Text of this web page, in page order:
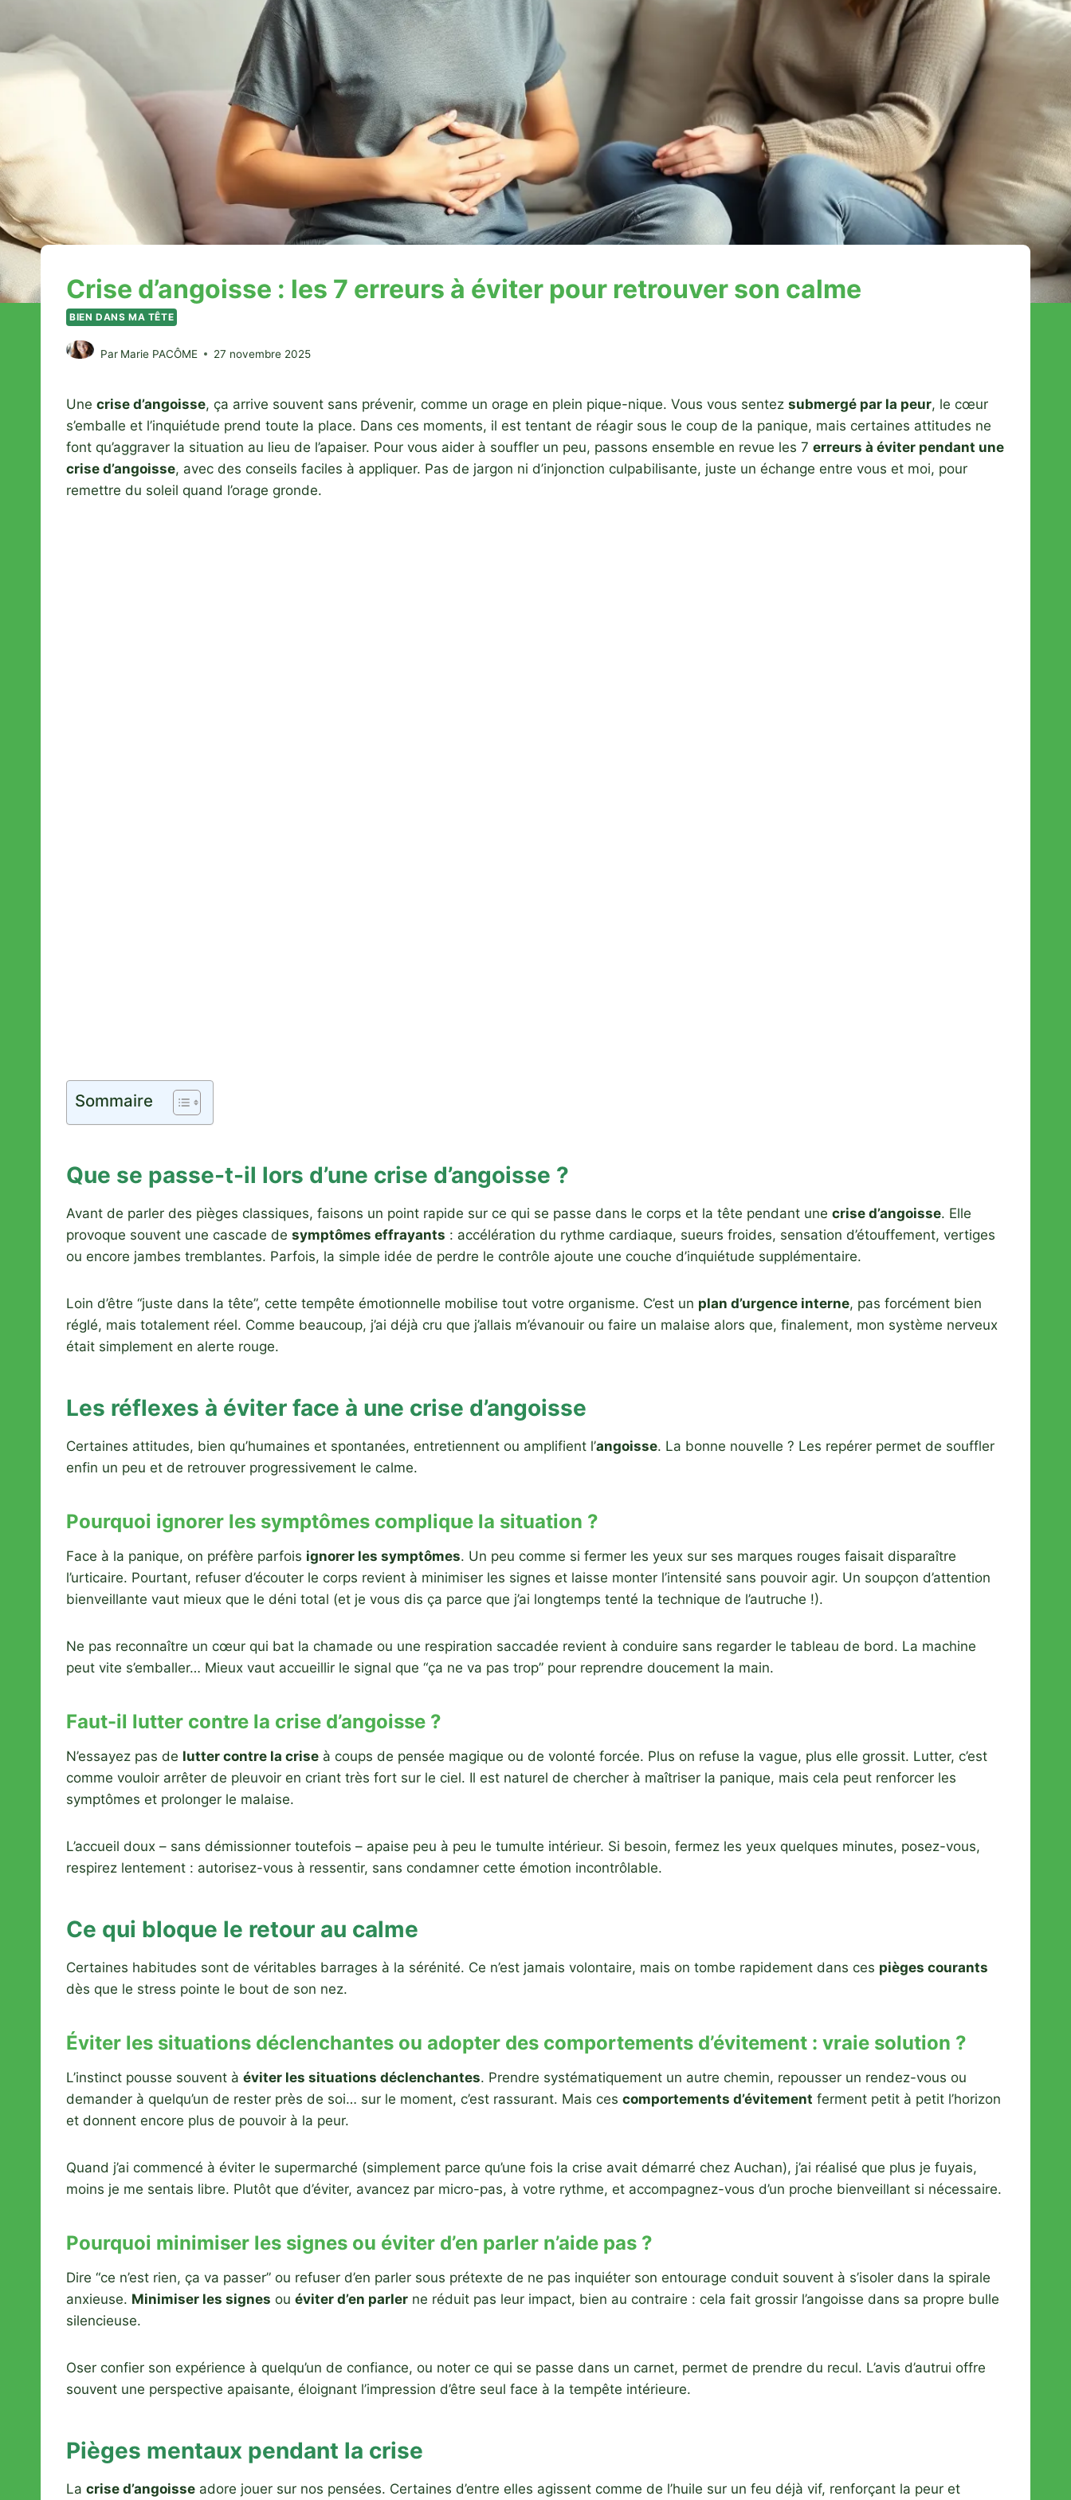
Crise d’angoisse : les 7 erreurs à éviter pour retrouver son calme
BIEN DANS MA TÊTE
Par Marie PACÔME 27 novembre 2025
Une crise d’angoisse, ça arrive souvent sans prévenir, comme un orage en plein pique-nique. Vous vous sentez submergé par la peur, le cœur
s’emballe et l’inquiétude prend toute la place. Dans ces moments, il est tentant de réagir sous le coup de la panique, mais certaines attitudes ne
font qu’aggraver la situation au lieu de l’apaiser. Pour vous aider à souffler un peu, passons ensemble en revue les 7 erreurs à éviter pendant une
crise d’angoisse, avec des conseils faciles à appliquer. Pas de jargon ni d’injonction culpabilisante, juste un échange entre vous et moi, pour
remettre du soleil quand l’orage gronde.
Sommaire
Que se passe-t-il lors d’une crise d’angoisse ?
Avant de parler des pièges classiques, faisons un point rapide sur ce qui se passe dans le corps et la tête pendant une crise d’angoisse. Elle
provoque souvent une cascade de symptômes effrayants : accélération du rythme cardiaque, sueurs froides, sensation d’étouffement, vertiges
ou encore jambes tremblantes. Parfois, la simple idée de perdre le contrôle ajoute une couche d’inquiétude supplémentaire.
Loin d’être “juste dans la tête”, cette tempête émotionnelle mobilise tout votre organisme. C’est un plan d’urgence interne, pas forcément bien
réglé, mais totalement réel. Comme beaucoup, j’ai déjà cru que j’allais m’évanouir ou faire un malaise alors que, finalement, mon système nerveux
était simplement en alerte rouge.
Les réflexes à éviter face à une crise d’angoisse
Certaines attitudes, bien qu’humaines et spontanées, entretiennent ou amplifient l’angoisse. La bonne nouvelle ? Les repérer permet de souffler
enfin un peu et de retrouver progressivement le calme.
Pourquoi ignorer les symptômes complique la situation ?
Face à la panique, on préfère parfois ignorer les symptômes. Un peu comme si fermer les yeux sur ses marques rouges faisait disparaître
l’urticaire. Pourtant, refuser d’écouter le corps revient à minimiser les signes et laisse monter l’intensité sans pouvoir agir. Un soupçon d’attention
bienveillante vaut mieux que le déni total (et je vous dis ça parce que j’ai longtemps tenté la technique de l’autruche !).
Ne pas reconnaître un cœur qui bat la chamade ou une respiration saccadée revient à conduire sans regarder le tableau de bord. La machine
peut vite s’emballer… Mieux vaut accueillir le signal que “ça ne va pas trop” pour reprendre doucement la main.
Faut-il lutter contre la crise d’angoisse ?
N’essayez pas de lutter contre la crise à coups de pensée magique ou de volonté forcée. Plus on refuse la vague, plus elle grossit. Lutter, c’est
comme vouloir arrêter de pleuvoir en criant très fort sur le ciel. Il est naturel de chercher à maîtriser la panique, mais cela peut renforcer les
symptômes et prolonger le malaise.
L’accueil doux – sans démissionner toutefois – apaise peu à peu le tumulte intérieur. Si besoin, fermez les yeux quelques minutes, posez-vous,
respirez lentement : autorisez-vous à ressentir, sans condamner cette émotion incontrôlable.
Ce qui bloque le retour au calme
Certaines habitudes sont de véritables barrages à la sérénité. Ce n’est jamais volontaire, mais on tombe rapidement dans ces pièges courants
dès que le stress pointe le bout de son nez.
Éviter les situations déclenchantes ou adopter des comportements d’évitement : vraie solution ?
L’instinct pousse souvent à éviter les situations déclenchantes. Prendre systématiquement un autre chemin, repousser un rendez-vous ou
demander à quelqu’un de rester près de soi… sur le moment, c’est rassurant. Mais ces comportements d’évitement ferment petit à petit l’horizon
et donnent encore plus de pouvoir à la peur.
Quand j’ai commencé à éviter le supermarché (simplement parce qu’une fois la crise avait démarré chez Auchan), j’ai réalisé que plus je fuyais,
moins je me sentais libre. Plutôt que d’éviter, avancez par micro-pas, à votre rythme, et accompagnez-vous d’un proche bienveillant si nécessaire.
Pourquoi minimiser les signes ou éviter d’en parler n’aide pas ?
Dire “ce n’est rien, ça va passer” ou refuser d’en parler sous prétexte de ne pas inquiéter son entourage conduit souvent à s’isoler dans la spirale
anxieuse. Minimiser les signes ou éviter d’en parler ne réduit pas leur impact, bien au contraire : cela fait grossir l’angoisse dans sa propre bulle
silencieuse.
Oser confier son expérience à quelqu’un de confiance, ou noter ce qui se passe dans un carnet, permet de prendre du recul. L’avis d’autrui offre
souvent une perspective apaisante, éloignant l’impression d’être seul face à la tempête intérieure.
Pièges mentaux pendant la crise
La crise d’angoisse adore jouer sur nos pensées. Certaines d’entre elles agissent comme de l’huile sur un feu déjà vif, renforçant la peur et